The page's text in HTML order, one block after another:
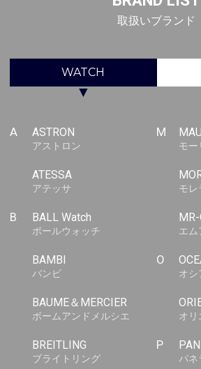
取扱いブランド
WATCH
▼
A ASTRON
アストロン
ATESSA
アテッサ
B BALL Watch
ボールウォッチ
BAMBI
バンビ
BAUME＆MERCIER
ボームアンドメルシエ
BREITLING
ブライトリング
M
モー
モレ
MR-
エ
O
オシ
オリ
P
パネ